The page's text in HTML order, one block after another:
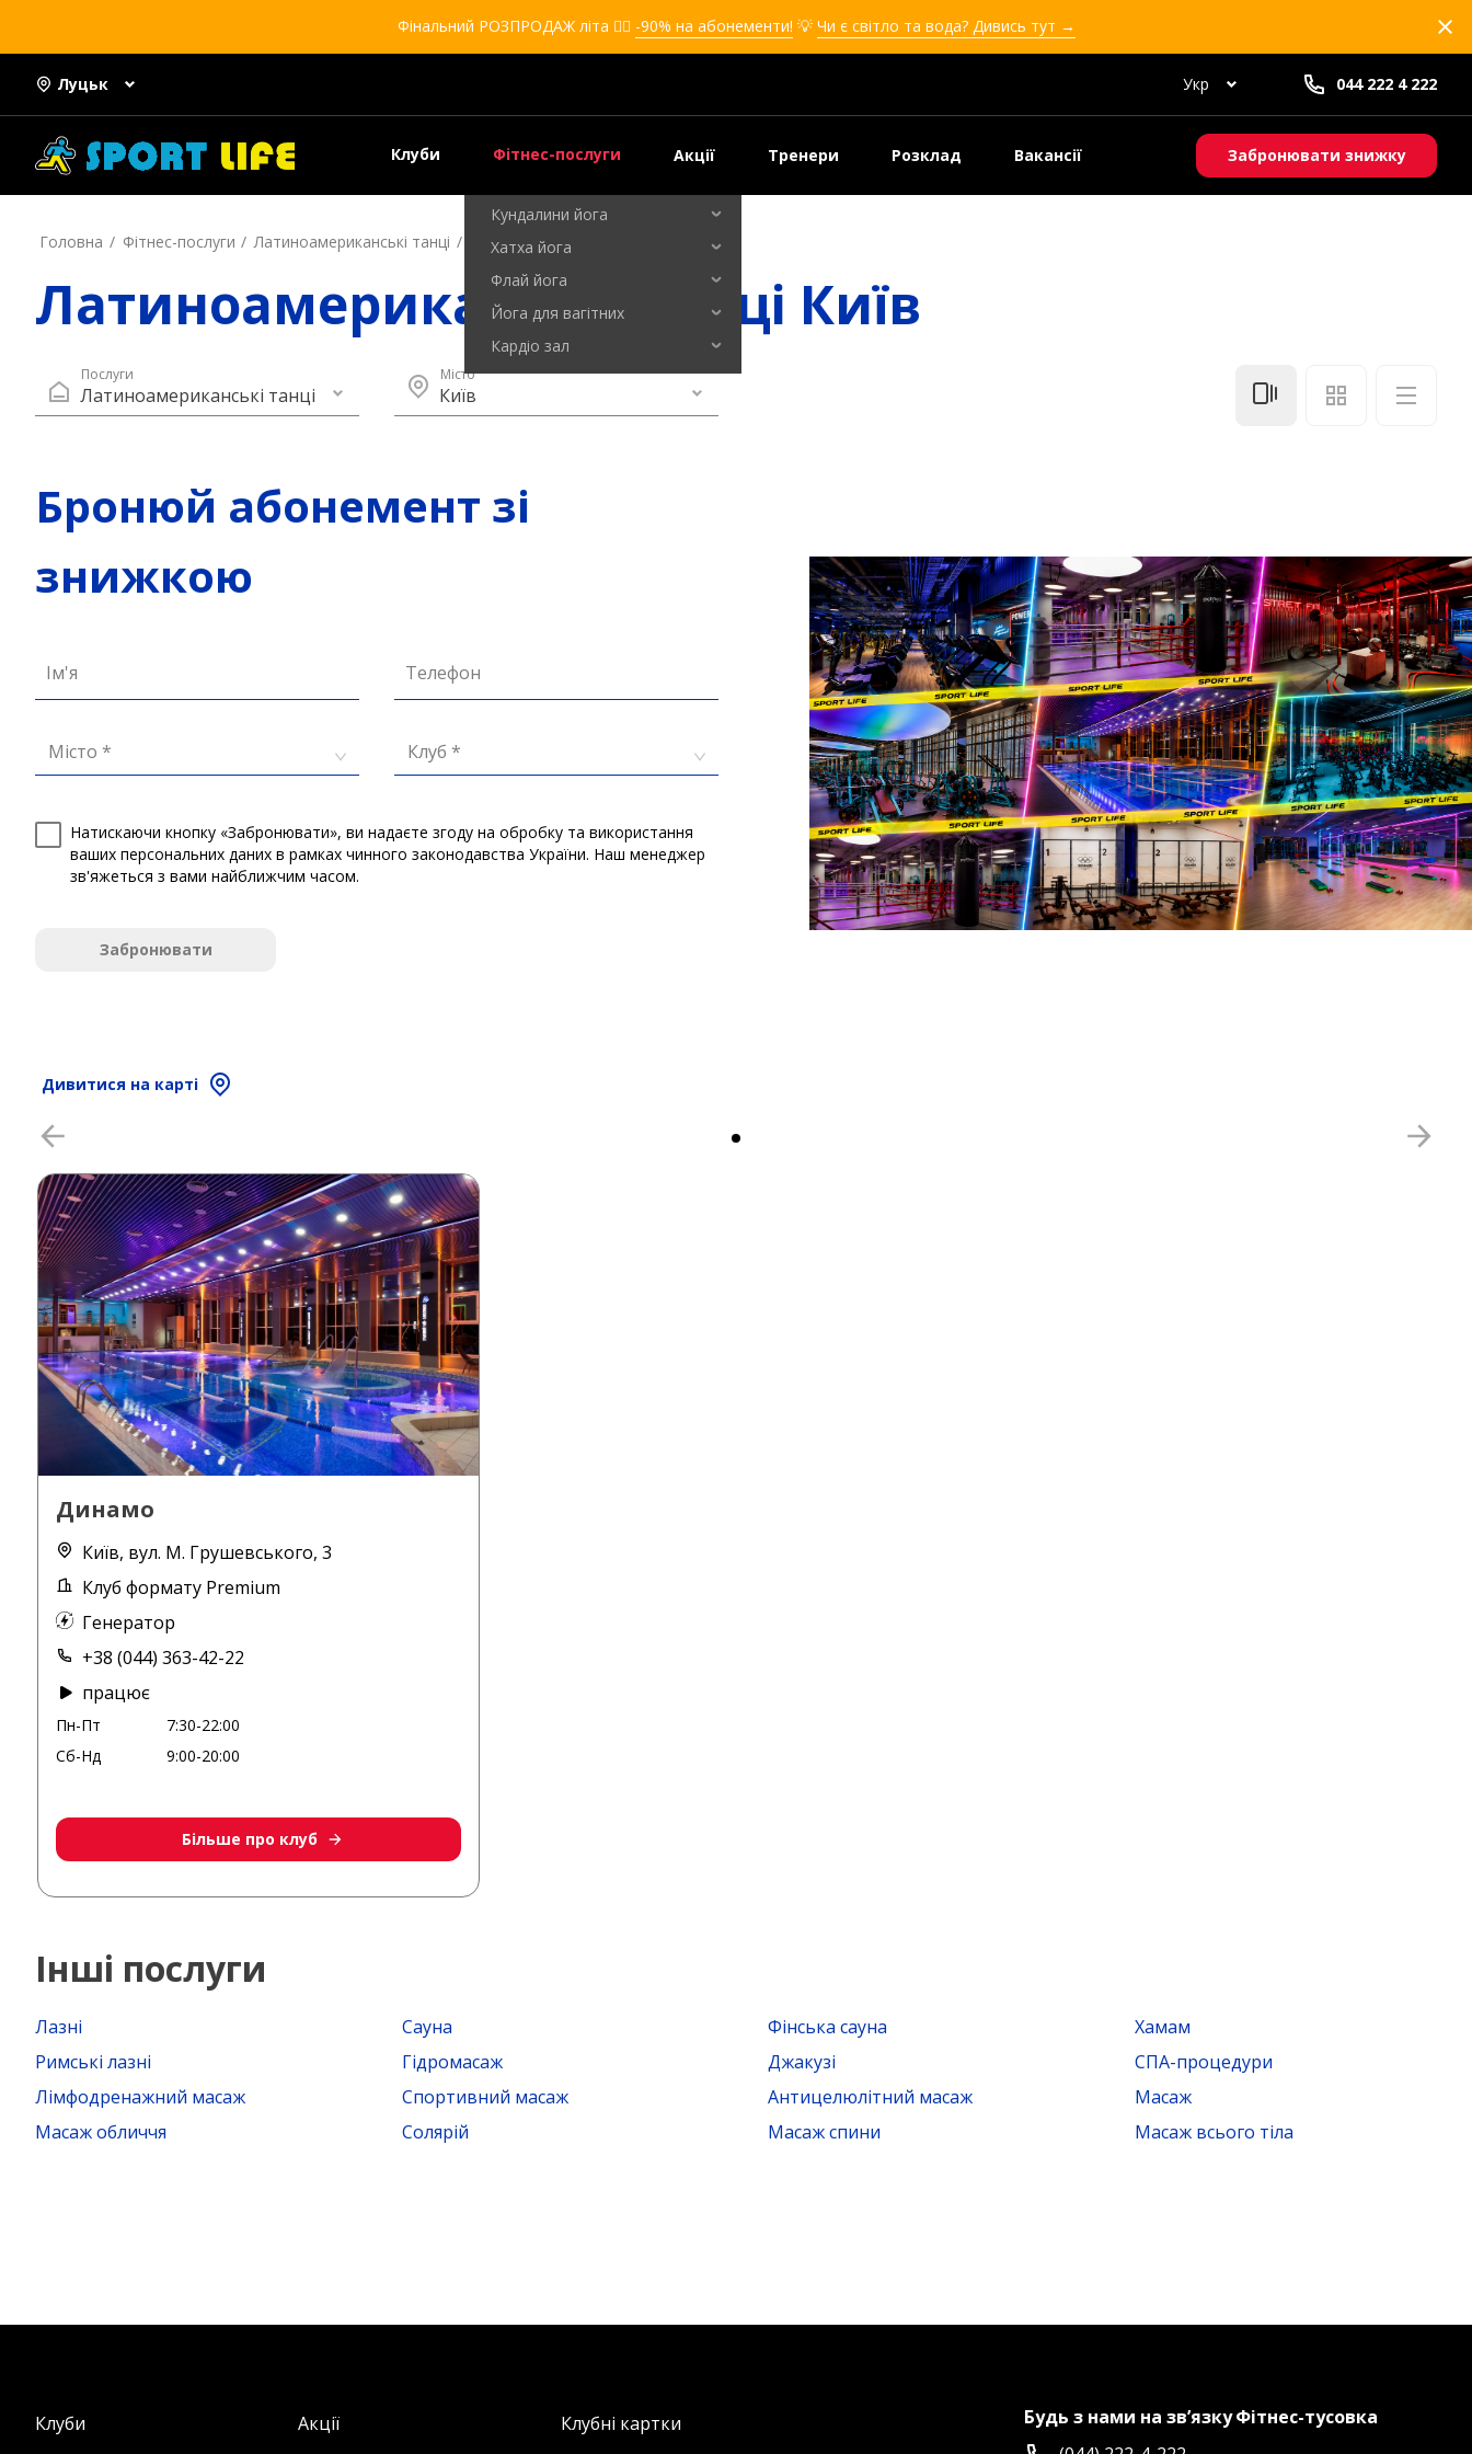
Фінальний РОЗПРОДАЖ літа ❤️‍🔥 -90% на абонементи! 💡 Чи є світло та вода? Дивись тут →
Луцьк Укр 044 222 4 222
Клуби Фітнес-послуги
Кікбоксинг для дівчат
Кікбоксинг для дітей
Самооборона для дівчат
Самооборона для дітей
Кундалини йога
Хатха йога
Флай йога
Йога для вагітних
Кардіо зал
Акції Тренери Розклад Вакансії Забронювати знижку
Головна Фітнес-послуги Латиноамериканські танці Київ
Латиноамериканські танці Київ
Послуги
Латиноамериканські танці
Місто
Київ
Бронюй абонемент зі
знижкою
Ім'я Телефон
Місто * Клуб *
Натискаючи кнопку «Забронювати», ви надаєте згоду на обробку та використання
ваших персональних даних в рамках чинного законодавства України. Наш менеджер
зв'яжеться з вами найближчим часом.
Забронювати
Дивитися на карті
Динамо
Київ, вул. М. Грушевського, 3
Клуб формату Premium
Генератор
+38 (044) 363-42-22
працює
Пн-Пт
7:30-22:00
Сб-Нд
9:00-20:00
Більше про клуб
Інші послуги
Лазні Сауна Фінська сауна
Хамам
Римські лазні
Гідромасаж Джакузі
СПА-процедури
Лімфодренажний масаж
Спортивний масаж Антицелюлітний масаж
Масаж
Масаж обличчя
Солярій Масаж спини Масаж всього тіла
Клуби Акції
Клубні картки
Будь з нами на зв’язкуФітнес-тусовка